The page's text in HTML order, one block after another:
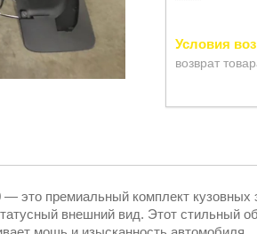
возврат
— это премиальный комплект кузовных
внешний вид. Этот стильный